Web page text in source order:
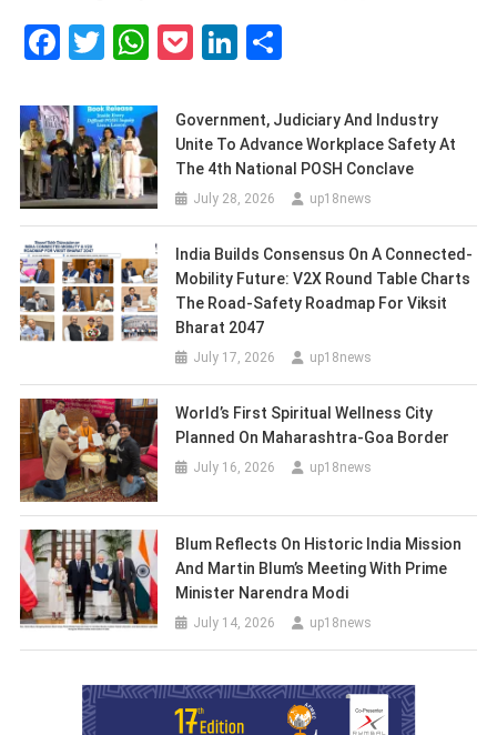
Facebook
Twitter
WhatsApp
PocketLinkedIn
Government, Judiciary And Industry
Unite To Advance Workplace Safety At
The 4th National POSH Conclave
July 28, 2026 up18news
India Builds Consensus On A Connected-
Mobility Future: V2X Round Table Charts
The Road-Safety Roadmap For Viksit
Bharat 2047
July 17, 2026 up18news
World’s First Spiritual Wellness City
Planned On Maharashtra-Goa Border
July 16, 2026 up18news
Blum Reflects On Historic India Mission
And Martin Blum’s Meeting With Prime
Minister Narendra Modi
July 14, 2026 up18news